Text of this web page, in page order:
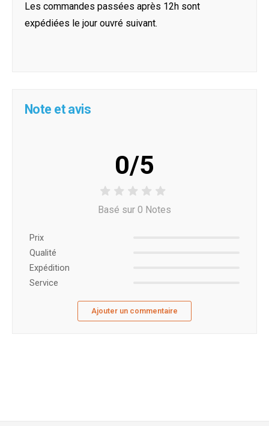
Les commandes passées après 12h sont
expédiées le jour ouvré suivant.
Note et avis
0/5
Basé sur 0 Notes
Prix ​​
Qualité
Expédition
Service
Ajouter un commentaire